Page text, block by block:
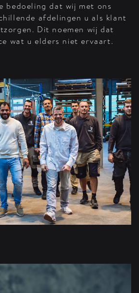
bedoeling dat wij met ons
afdelingen u als klant
Dit noemen wij dat
wat u elders niet ervaart.